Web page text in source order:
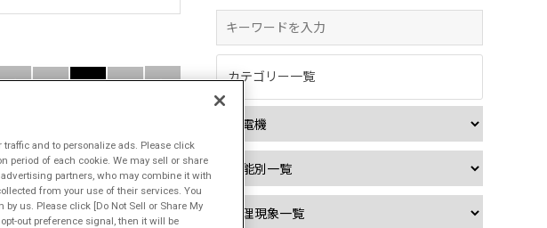
 1 2 3 
型オルタネータの発電量を
カテゴリー一覧
and to personalize ads. Please click
period of each cookie. We may sell or share
partners, who may combine it with
from your use of their services. You
us. Please click [Do Not Sell or Share My
out preference signal, then it will be